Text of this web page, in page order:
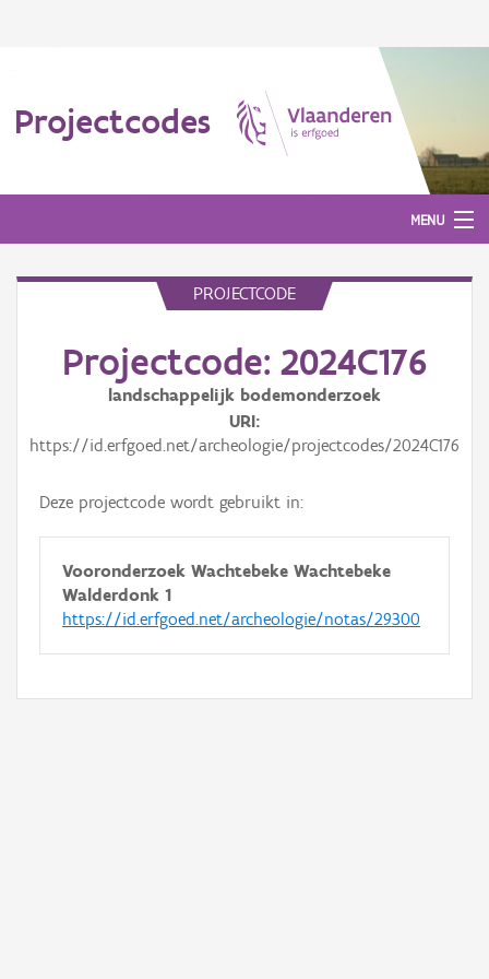
Projectcodes
MENU
PROJECTCODE
Projectcode: 2024C176
landschappelijk bodemonderzoek
URI
https://id.erfgoed.net/archeologie/projectcodes/2024C176
Deze projectcode wordt gebruikt in:
Vooronderzoek Wachtebeke Wachtebeke
Walderdonk 1
https://id.erfgoed.net/archeologie/notas/29300